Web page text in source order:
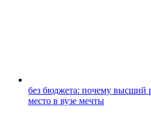
без бюджета: почему высший
место в вузе мечты